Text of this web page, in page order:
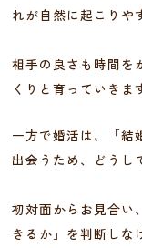
れが自然に起こりや
相手の良さも時間を
くりと育っていきま
一方で婚活は、「結
出会うため、どうし
初対面からお見合い
きるか」を判断しな